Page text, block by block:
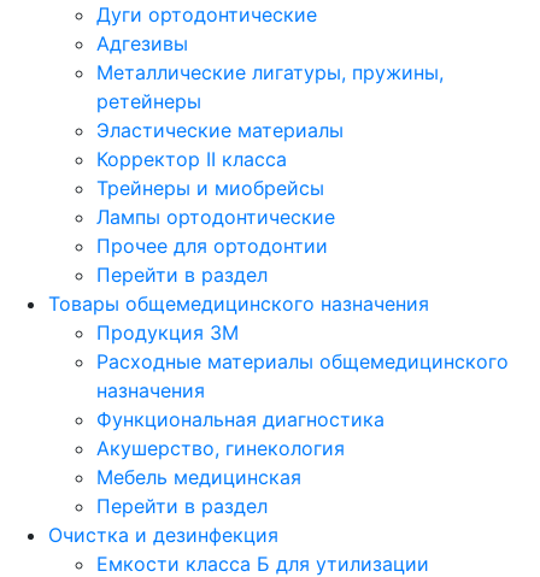
Дуги ортодонтические
Адгезивы
Металлические лигатуры, пружины,
ретейнеры
Эластические материалы
Корректор II класса
Трейнеры и миобрейсы
Лампы ортодонтические
Прочее для ортодонтии
Перейти в раздел
Товары общемедицинского назначения
Продукция 3М
Расходные материалы общемедицинского
назначения
Функциональная диагностика
Акушерство, гинекология
Мебель медицинская
Перейти в раздел
Очистка и дезинфекция
Емкости класса Б для утилизации